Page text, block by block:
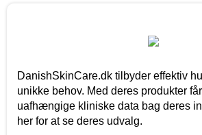
DanishSkinCare.dk tilbyder effektiv
unikke behov. Med deres produkter
uafhængige kliniske data bag deres
her for at se deres udvalg.